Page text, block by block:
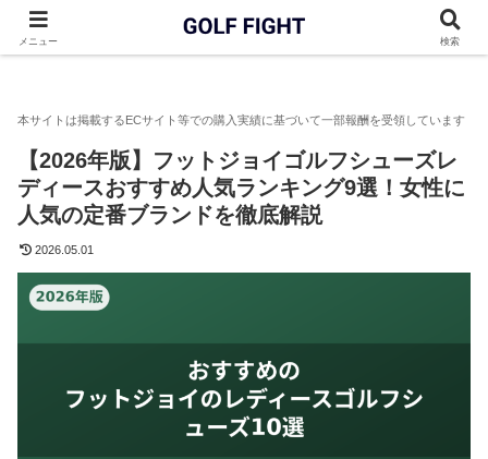
ゴルフシューズ 【2026年版】フットジョイゴル
【2026年版】フットジョイゴルフシューズレ
ディースおすすめ人気ランキング9選！女性に
人気の定番ブランドを徹底解説
2026.05.01
メニュー 検索